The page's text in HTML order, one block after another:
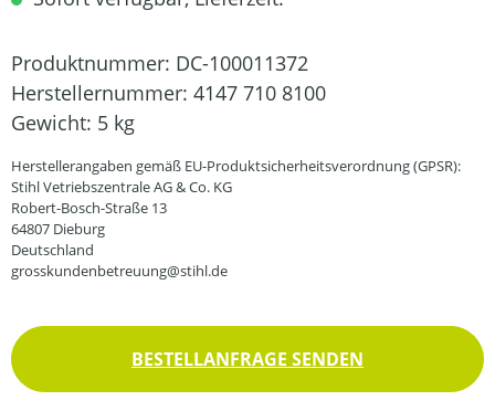
Produktnummer: DC-100011372
Herstellernummer: 4147 710 8100
Gewicht: 5 kg
Herstellerangaben gemäß EU-Produktsicherheitsverordnung (GPSR):
Stihl Vetriebszentrale AG & Co. KG
Robert-Bosch-Straße 13
64807 Dieburg
Deutschland
grosskundenbetreuung@stihl.de
BESTELLANFRAGE SENDEN